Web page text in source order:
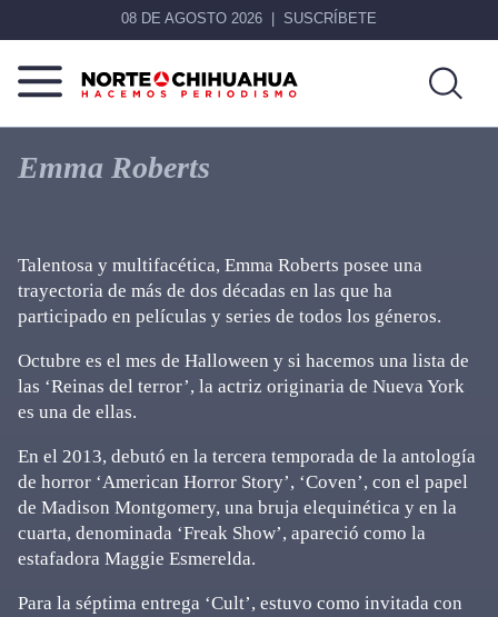
08 DE AGOSTO 2026 SUSCRÍBETE
Norte
Chihuahua
Más
que
noticias,
Emma Roberts
Talentosa y multifacética, Emma Roberts posee una
trayectoria de más de dos décadas en las que ha
participado en películas y series de todos los géneros.
Octubre es el mes de Halloween y si hacemos una lista de
las ‘Reinas del terror’, la actriz originaria de Nueva York
es una de ellas.
En el 2013, debutó en la tercera temporada de la antología
de horror ‘American Horror Story’, ‘Coven’, con el papel
de Madison Montgomery, una bruja elequinética y en la
cuarta, denominada ‘Freak Show’, apareció como la
estafadora Maggie Esmerelda.
Para la séptima entrega ‘Cult’, estuvo como invitada con